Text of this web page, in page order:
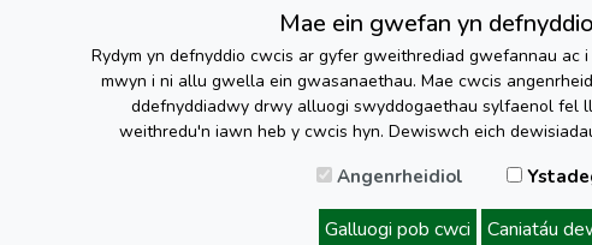
Mae ein gwefan yn
Rydym yn defnyddio cwcis ar gyfer gweithrediad gwefannau ac
mwyn i ni allu gwella ein gwasanaethau. Mae cwcis
ddefnyddiadwy drwy alluogi swyddogaethau sylfaenol fel
weithredu'n iawn heb y cwcis hyn. Dewiswch eich
Angenrheidiol
Galluogi pob cwci Caniatáu